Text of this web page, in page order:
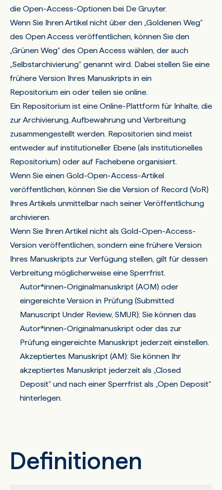
die Open-Access-Optionen bei De Gruyter.
Wenn Sie Ihren Artikel nicht über den „Goldenen Weg“
des Open Access veröffentlichen, können Sie den
„Grünen Weg“ des Open Access wählen, der auch
„Selbstarchivierung“ genannt wird. Dabei stellen Sie eine
frühere Version Ihres Manuskripts in ein
Repositorium ein oder teilen sie online.
Ein Repositorium ist eine Online-Plattform für Inhalte, die
zur Archivierung, Aufbewahrung und Verbreitung
zusammengestellt werden. Repositorien sind meist
entweder auf institutioneller Ebene (als institutionelles
Repositorium) oder auf Fachebene organisiert.
Wenn Sie einen Gold-Open-Access-Artikel
veröffentlichen, können Sie die Version of Record (VoR)
Ihres Artikels unmittelbar nach seiner Veröffentlichung
archivieren.
Wenn Sie Ihren Artikel nicht als Gold-Open-Access-
Version veröffentlichen, sondern eine frühere Version
Ihres Manuskripts zur Verfügung stellen, gilt für dessen
Verbreitung möglicherweise eine Sperrfrist.
Autor*innen-Originalmanuskript (AOM) oder
eingereichte Version in Prüfung (Submitted
Manuscript Under Review, SMUR): Sie können das
Autor*innen-Originalmanuskript oder das zur
Prüfung eingereichte Manuskript jederzeit einstellen.
Akzeptiertes Manuskript (AM): Sie können Ihr
akzeptiertes Manuskript jederzeit als „Closed
Deposit“ und nach einer Sperrfrist als „Open Deposit“
hinterlegen.
Definitionen